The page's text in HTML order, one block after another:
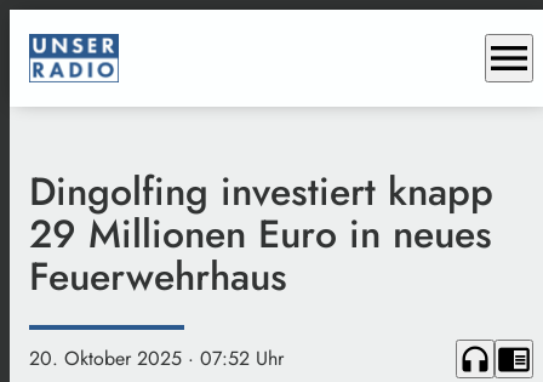
menu
Dingolfing investiert knapp
29 Millionen Euro in neues
Feuerwehrhaus
20. Oktober 2025 · 07:52 Uhr headphones chrome_reader_mode